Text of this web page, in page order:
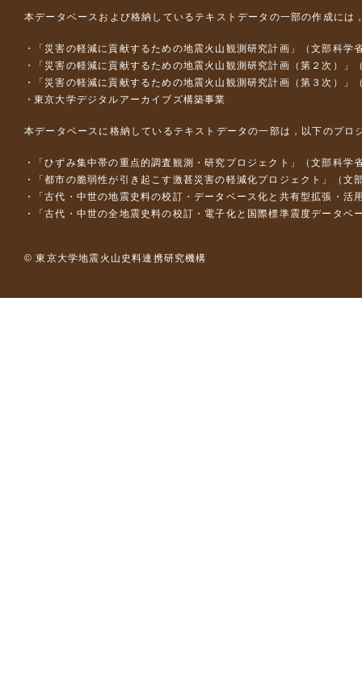
本データベースおよび格納しているテキストデータの一部の作成には
「災害の軽減に貢献するための地震火山観測研究計画」（文部科学
「災害の軽減に貢献するための地震火山観測研究計画（第２次）」
「災害の軽減に貢献するための地震火山観測研究計画（第３次）」
東京大学デジタルアーカイブズ構築事業
本データベースに格納しているテキストデータの一部は，以下のプロ
「ひずみ集中帯の重点的調査観測・研究プロジェクト」（文部科
「都市の脆弱性が引き起こす激甚災害の軽減化プロジェクト」（
「古代・中世の地震史料の校訂・データベース化と共有型拡張・
「古代・中世の全地震史料の校訂・電子化と国際標準震度データ
© 東京大学地震火山史料連携研究機構